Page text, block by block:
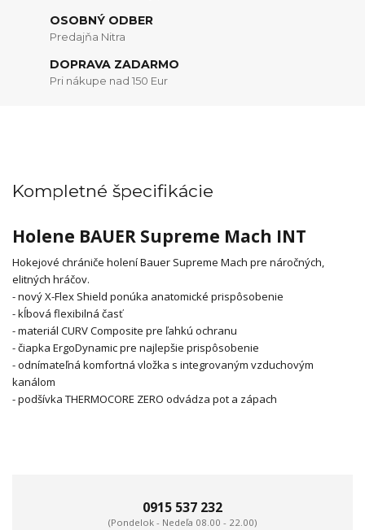
OSOBNÝ ODBER
Predajňa Nitra
DOPRAVA ZADARMO
Pri nákupe nad 150 Eur
Kompletné špecifikácie
Holene BAUER Supreme Mach INT
Hokejové chrániče holení Bauer Supreme Mach pre náročných,
elitných hráčov.
- nový X-Flex Shield ponúka anatomické prispôsobenie
- kĺbová flexibilná časť
- materiál CURV Composite pre ľahkú ochranu
- čiapka ErgoDynamic pre najlepšie prispôsobenie
- odnímateľná komfortná vložka s integrovaným vzduchovým
kanálom
- podšívka THERMOCORE ZERO odvádza pot a zápach
0915 537 232
(Pondelok - Nedeľa 08.00 - 22.00)